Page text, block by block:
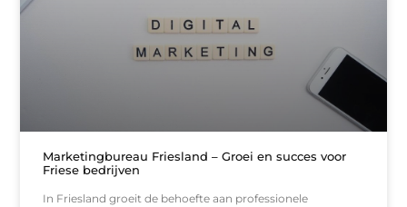
Marketingbureau Friesland – Groei en succes voor
Friese bedrijven
In Friesland groeit de behoefte aan professionele